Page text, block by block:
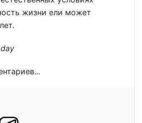
жизни ели может